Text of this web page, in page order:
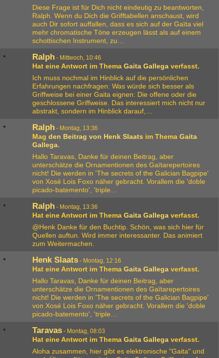
Diese Frage ist für Dich nicht eindeutig zu beantworten,
Ralph. Wenn du Dich die Grifftabellen anschaust, wird
auch Dir sofort auffallen, dass es sich auf der Gaïta viel
mehr chromatische Töne erzeugen lässt als auf einem
schottischen Instrument, zu…
Ralph - Mittwoch, 10:46
Hat eine Antwort im Thema Gaita Gallega verfasst.
Ich muss nochmal im Hinblick auf die persönlichen
Erfahrungen nachfragen: Was würde sich besser als
Griffweise bei einer Gaita eignen: Die offene oder die
geschlossene Griffweise. Das interessiert mich nicht nur
abstrakt, sondern im Hinblick darauf,…
Ralph - Montag, 13:36
Mag den Beitrag von Henk Slaats im Thema Gaita
Gallega.
Hallo Taravas, Danke für deinen Beitrag, aber
unterschätze die Ornamentionen des Gaïtarepertoires
nicht! Die werden in 'The secrets of the Galician Bagpipe'
von Xosé Lois Foxo näher gebracht. Vorallem die 'doble
picado-batemento', 'triple…
Ralph - Montag, 13:36
Hat eine Antwort im Thema Gaita Gallega verfasst.
@Henk Danke für den Buchtip. Schön, was sich hier für
Quellen auftun. Wird immer interessanter. Das animiert
zum Weitermachen.
Henk Slaats - Montag, 12:16
Hat eine Antwort im Thema Gaita Gallega verfasst.
Hallo Taravas, Danke für deinen Beitrag, aber
unterschätze die Ornamentionen des Gaïtarepertoires
nicht! Die werden in 'The secrets of the Galician Bagpipe'
von Xosé Lois Foxo näher gebracht. Vorallem die 'doble
picado-batemento', 'triple…
Taravas - Montag, 08:03
Hat eine Antwort im Thema Gaita Gallega verfasst.
Aloha zusammen, hier gibt es elektronische "Gaita" und